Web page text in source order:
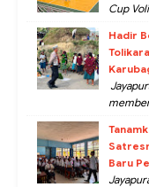
Cup
Hadir
Baru